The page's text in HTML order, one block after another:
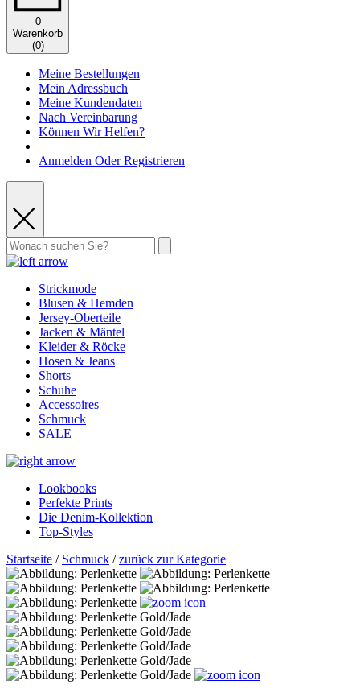
0
Warenkorb
(0)
Meine Bestellungen
Mein Adressbuch
Meine Kundendaten
Nach Vereinbarung
Können Wir Helfen?
Anmelden Oder Registrieren
Strickmode
Blusen & Hemden
Jersey-Oberteile
Jacken & Mäntel
Kleider & Röcke
Hosen & Jeans
Shorts
Schuhe
Accessoires
Schmuck
SALE
Lookbooks
Perfekte Prints
Die Denim-Kollektion
Top-Styles
Startseite / Schmuck /zurück zur Kategorie